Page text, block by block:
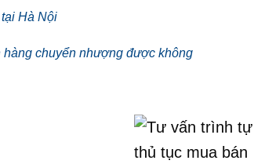
Hà Nội
chuyển nhượng được không